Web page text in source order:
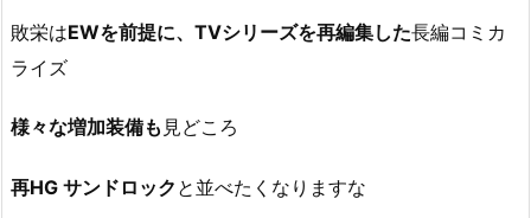
敗栄はEWを前提に、TVシリーズを再編集した長編コミカ
ライズ
様々な増加装備も 見どころ
再HG サンドロック と並べたくなりますな